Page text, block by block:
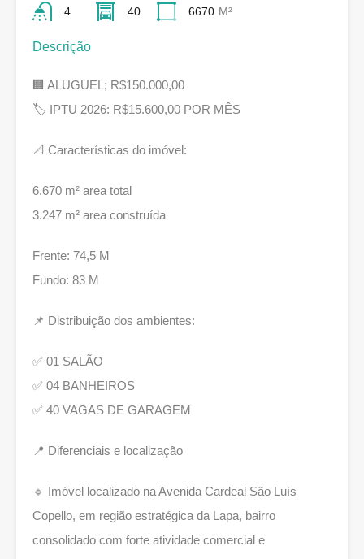
4 40 6670 M²
Descrição
🏢 ALUGUEL; R$150.000,00
🏷 IPTU 2026: R$15.600,00 POR MÊS
📐 Características do imóvel:
6.670 m² area total
3.247 m² area construída
Frente: 74,5 M
Fundo: 83 M
📌 Distribuição dos ambientes:
✅ 01 SALÃO
✅ 04 BANHEIROS
✅ 40 VAGAS DE GARAGEM
📍 Diferenciais e localização
🔹 Imóvel localizado na Avenida Cardeal São Luís
Copello, em região estratégica da Lapa, bairro
consolidado com forte atividade comercial e